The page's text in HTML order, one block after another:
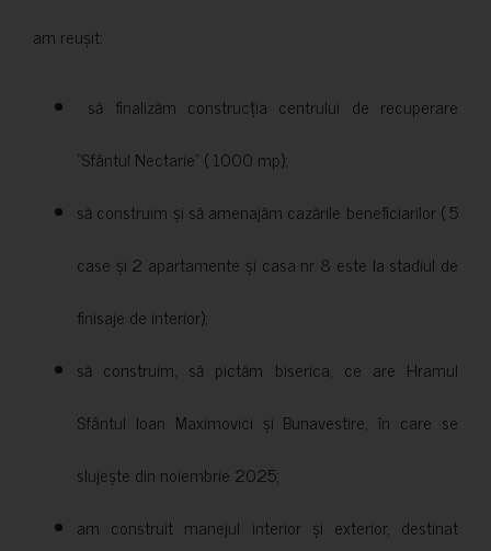
am reușit:
să finalizăm construcția centrului de recuperare
”Sfântul Nectarie” ( 1000 mp);
să construim și să amenajăm cazările beneficiarilor ( 5
case și 2 apartamente și casa nr 8 este la stadiul de
finisaje de interior);
să construim, să pictăm biserica, ce are Hramul
Sfântul Ioan Maximovici și Bunavestire, în care se
slujește din noiembrie 2025;
am construit manejul interior și exterior, destinat